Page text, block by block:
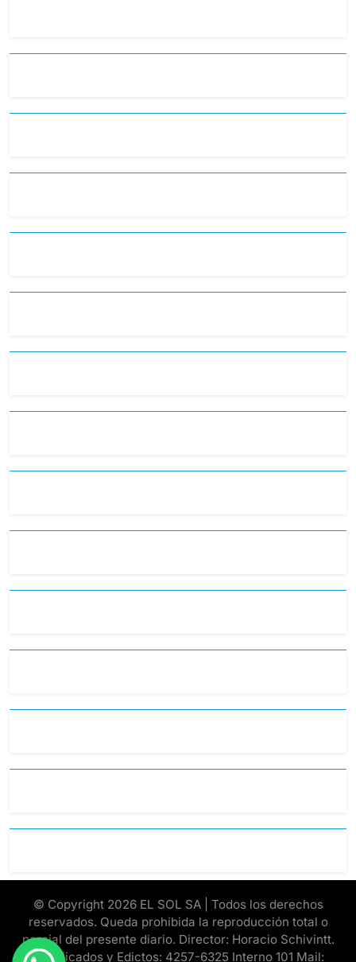
© Copyright 2026 EL SOL SA | Todos los derechos
reservados. Queda prohibida la reproducción total o
parcial del presente diario. Director: Horacio Schivintt.
Clasificados y Edictos: 4257-6325 Interno 101 Mail: